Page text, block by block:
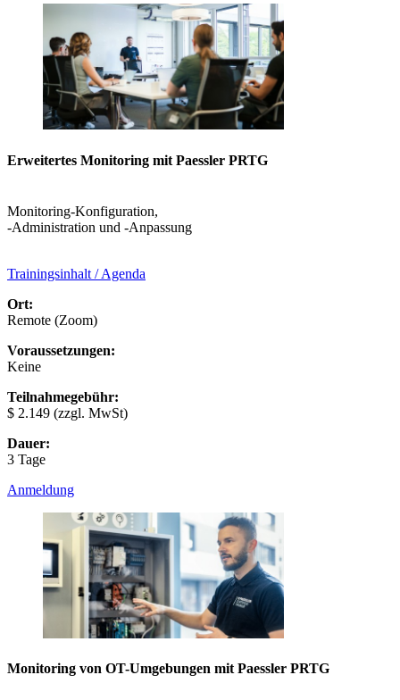
Erweitertes Monitoring mit Paessler PRTG
Monitoring-Konfiguration,
-Administration und -Anpassung
Trainingsinhalt / Agenda
Ort:
Remote (Zoom)
Voraussetzungen:
Keine
Teilnahmegebühr:
$ 2.149 (zzgl. MwSt)
Dauer:
3 Tage
Anmeldung
Monitoring von OT-Umgebungen mit Paessler PRTG